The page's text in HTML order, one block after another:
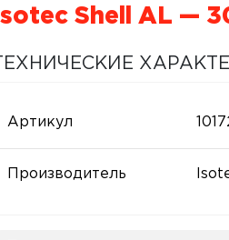
Isotec Shell AL —
ТЕХНИЧЕСКИЕ
Артикул
Производитель